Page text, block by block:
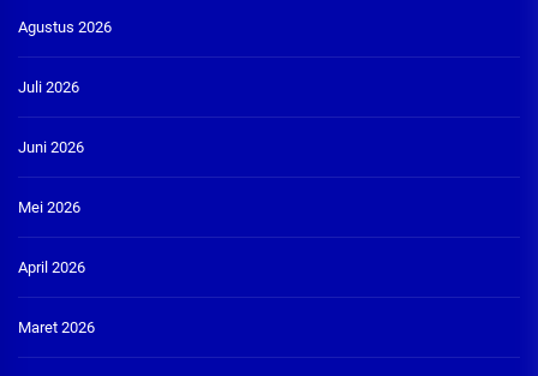
Agustus 2026
Juli 2026
Juni 2026
Mei 2026
April 2026
Maret 2026